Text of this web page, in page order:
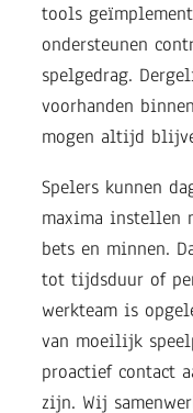
tools
ondersteunen
spelgedrag.
voorhanden
mogen altijd
Spelers kunnen
maxima instellen
bets en minnen.
tot tijdsduur of
werkteam is
van moeilijk
proactief contact
zijn. Wij